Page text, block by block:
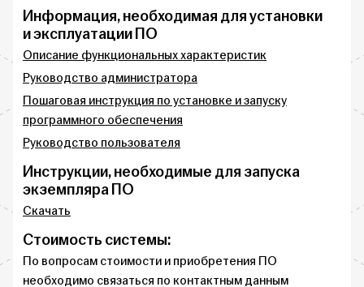
Информация, необходимая для установки
и эксплуатации ПО
Описание функциональных характеристик
Руководство администратора
Пошаговая инструкция по установке и запуску
программного обеспечения
Руководство пользователя
Инструкции, необходимые для запуска
экземпляра ПО
Скачать
Стоимость системы:
По вопросам стоимости и приобретения ПО
необходимо связаться по контактным данным